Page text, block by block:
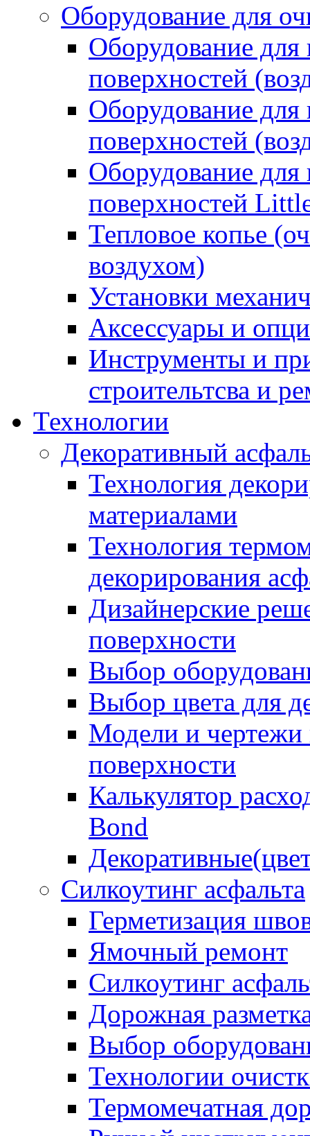
Оборудование для
Оборудование
поверхностей
Оборудование
поверхностей
Оборудование
поверхностей
Тепловое копье
воздухом)
Установки
Аксессуары и
Инструменты и
строительтсва и
Технологии
Декоративный
Технология
материалами
Технология
декорирования
Дизайнерские
поверхности
Выбор
Выбор цвета для
Модели и чертежи
поверхности
Калькулятор
Bond
Силкоутинг асфальта
Герметизация
Ямочный ремонт
Силкоутинг
Дорожная
Выбор
Технологии
Термомечатная